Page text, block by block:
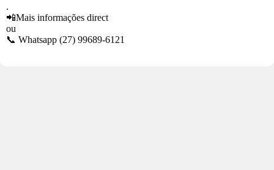
.
📲Mais informações direct
ou
📞 Whatsapp (27) 99689-6121